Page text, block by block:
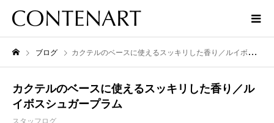
ブログ カクテルのベースに使えるスッキリした香り／ルイボスシュガープラム
カクテルのベースに使えるスッキリした香り／ル
イボスシュガープラム
スタッフログ